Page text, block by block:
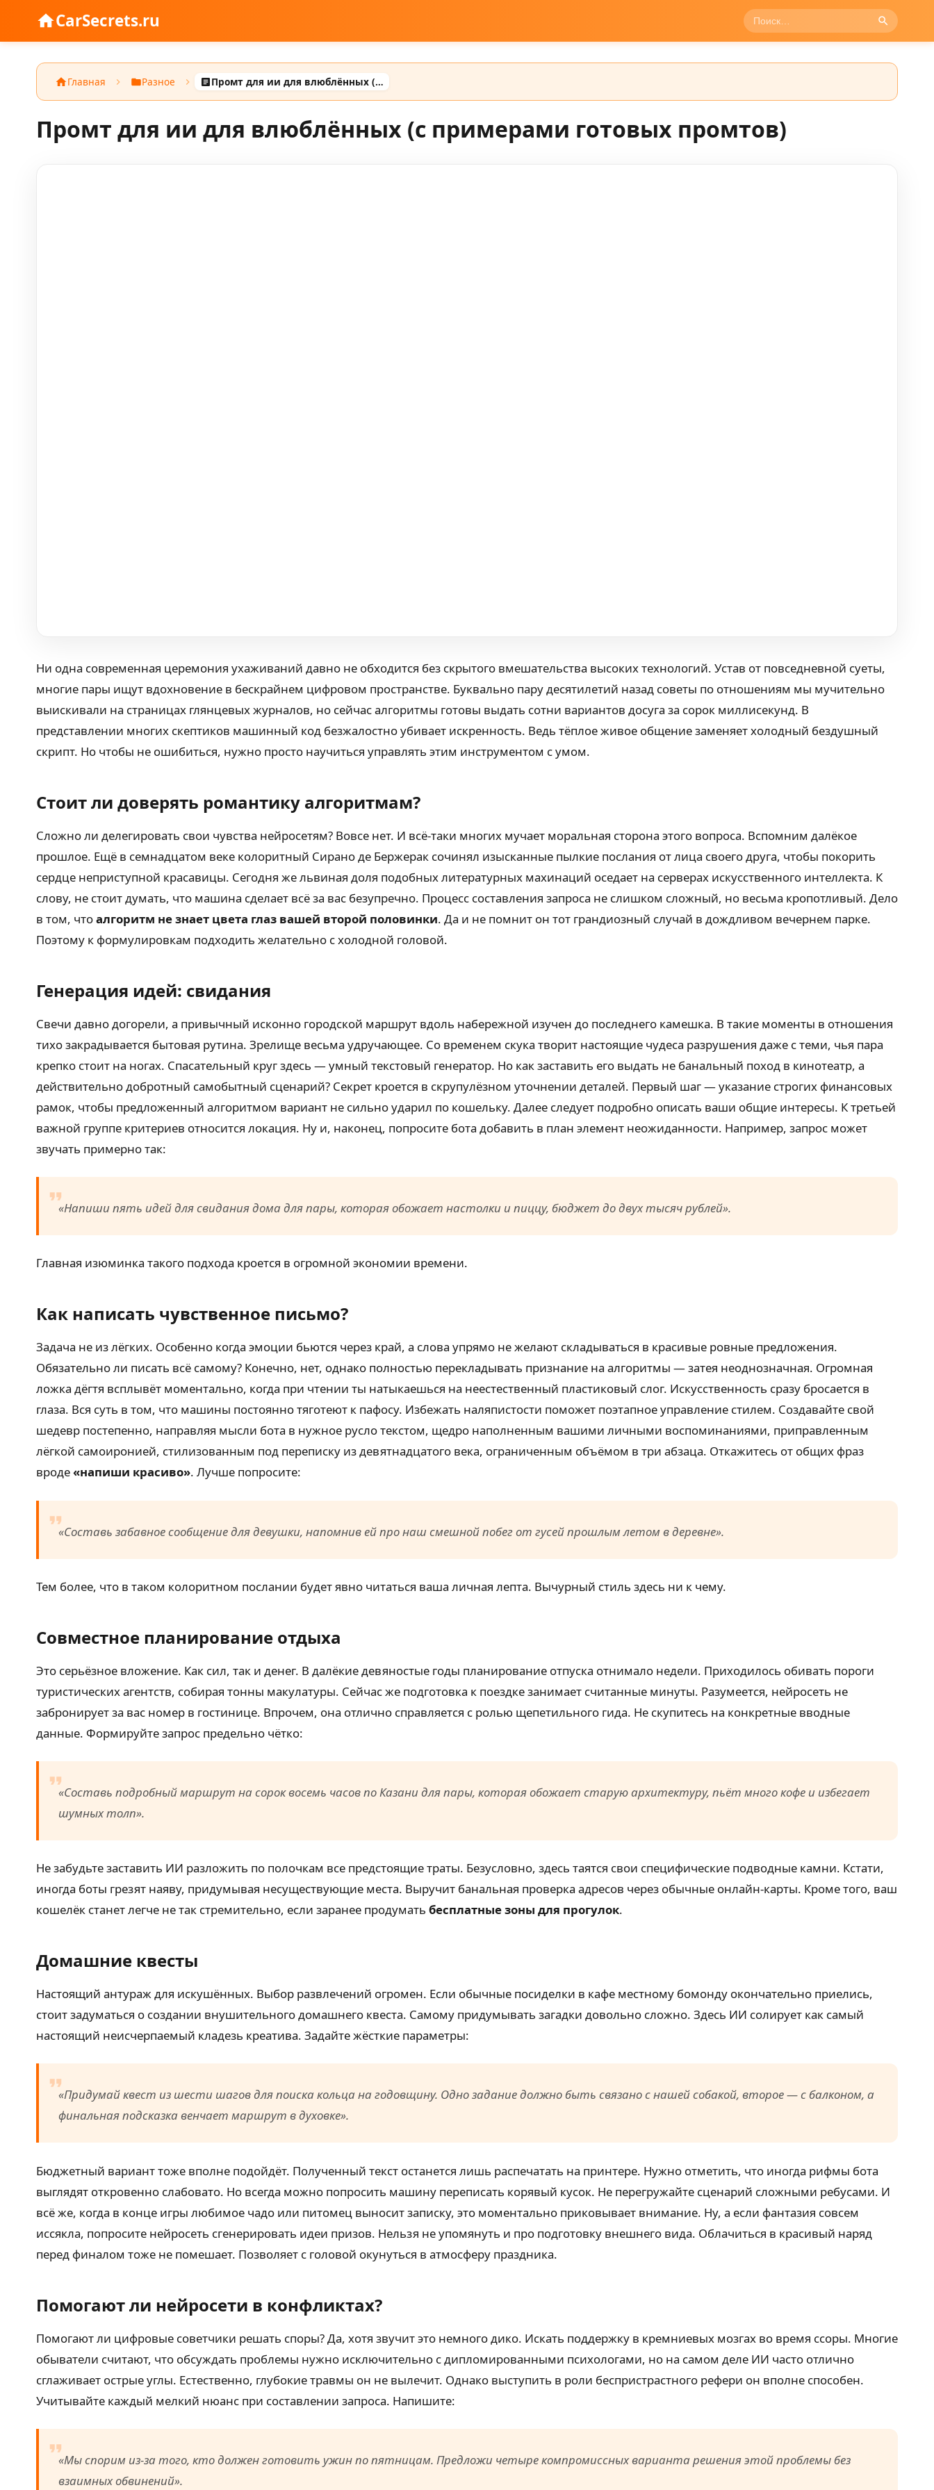
CarSecrets.ru
Главная Разное Промт для ии для влюблённых (с примерами готовых промтов)
Промт для ии для влюблённых (с примерами готовых промтов)
Ни одна современная церемония ухаживаний давно не обходится без скрытого вмешательства высоких технологий. Устав от повседневной суеты,
многие пары ищут вдохновение в бескрайнем цифровом пространстве. Буквально пару десятилетий назад советы по отношениям мы мучительно
выискивали на страницах глянцевых журналов, но сейчас алгоритмы готовы выдать сотни вариантов досуга за сорок миллисекунд. В
представлении многих скептиков машинный код безжалостно убивает искренность. Ведь тёплое живое общение заменяет холодный бездушный
скрипт. Но чтобы не ошибиться, нужно просто научиться управлять этим инструментом с умом.
Стоит ли доверять романтику алгоритмам?
Сложно ли делегировать свои чувства нейросетям? Вовсе нет. И всё-таки многих мучает моральная сторона этого вопроса. Вспомним далёкое
прошлое. Ещё в семнадцатом веке колоритный Сирано де Бержерак сочинял изысканные пылкие послания от лица своего друга, чтобы покорить
сердце неприступной красавицы. Сегодня же львиная доля подобных литературных махинаций оседает на серверах искусственного интеллекта. К
слову, не стоит думать, что машина сделает всё за вас безупречно. Процесс составления запроса не слишком сложный, но весьма кропотливый. Дело
в том, чтоалгоритм не знает цвета глаз вашей второй половинки. Да и не помнит он тот грандиозный случай в дождливом вечернем парке.
Поэтому к формулировкам подходить желательно с холодной головой.
Генерация идей: свидания
Свечи давно догорели, а привычный исконно городской маршрут вдоль набережной изучен до последнего камешка. В такие моменты в отношения
тихо закрадывается бытовая рутина. Зрелище весьма удручающее. Со временем скука творит настоящие чудеса разрушения даже с теми, чья пара
крепко стоит на ногах. Спасательный круг здесь — умный текстовый генератор. Но как заставить его выдать не банальный поход в кинотеатр, а
действительно добротный самобытный сценарий? Секрет кроется в скрупулёзном уточнении деталей. Первый шаг — указание строгих финансовых
рамок, чтобы предложенный алгоритмом вариант не сильно ударил по кошельку. Далее следует подробно описать ваши общие интересы. К третьей
важной группе критериев относится локация. Ну и, наконец, попросите бота добавить в план элемент неожиданности. Например, запрос может
звучать примерно так:
«Напиши пять идей для свидания дома для пары, которая обожает настолки и пиццу, бюджет до двух тысяч рублей».
Главная изюминка такого подхода кроется в огромной экономии времени.
Как написать чувственное письмо?
Задача не из лёгких. Особенно когда эмоции бьются через край, а слова упрямо не желают складываться в красивые ровные предложения.
Обязательно ли писать всё самому? Конечно, нет, однако полностью перекладывать признание на алгоритмы — затея неоднозначная. Огромная
ложка дёгтя всплывёт моментально, когда при чтении ты натыкаешься на неестественный пластиковый слог. Искусственность сразу бросается в
глаза. Вся суть в том, что машины постоянно тяготеют к пафосу. Избежать наляпистости поможет поэтапное управление стилем. Создавайте свой
шедевр постепенно, направляя мысли бота в нужное русло текстом, щедро наполненным вашими личными воспоминаниями, приправленным
лёгкой самоиронией, стилизованным под переписку из девятнадцатого века, ограниченным объёмом в три абзаца. Откажитесь от общих фраз
вроде«напиши красиво». Лучше попросите:
«Составь забавное сообщение для девушки, напомнив ей про наш смешной побег от гусей прошлым летом в деревне».
Тем более, что в таком колоритном послании будет явно читаться ваша личная лепта. Вычурный стиль здесь ни к чему.
Совместное планирование отдыха
Это серьёзное вложение. Как сил, так и денег. В далёкие девяностые годы планирование отпуска отнимало недели. Приходилось обивать пороги
туристических агентств, собирая тонны макулатуры. Сейчас же подготовка к поездке занимает считанные минуты. Разумеется, нейросеть не
забронирует за вас номер в гостинице. Впрочем, она отлично справляется с ролью щепетильного гида. Не скупитесь на конкретные вводные
данные. Формируйте запрос предельно чётко:
«Составь подробный маршрут на сорок восемь часов по Казани для пары, которая обожает старую архитектуру, пьёт много кофе и избегает
шумных толп».
Не забудьте заставить ИИ разложить по полочкам все предстоящие траты. Безусловно, здесь таятся свои специфические подводные камни. Кстати,
иногда боты грезят наяву, придумывая несуществующие места. Выручит банальная проверка адресов через обычные онлайн-карты. Кроме того, ваш
кошелёк станет легче не так стремительно, если заранее продумать бесплатные зоны для прогулок.
Домашние квесты
Настоящий антураж для искушённых. Выбор развлечений огромен. Если обычные посиделки в кафе местному бомонду окончательно приелись,
стоит задуматься о создании внушительного домашнего квеста. Самому придумывать загадки довольно сложно. Здесь ИИ солирует как самый
настоящий неисчерпаемый кладезь креатива. Задайте жёсткие параметры:
«Придумай квест из шести шагов для поиска кольца на годовщину. Одно задание должно быть связано с нашей собакой, второе — с балконом, а
финальная подсказка венчает маршрут в духовке».
Бюджетный вариант тоже вполне подойдёт. Полученный текст останется лишь распечатать на принтере. Нужно отметить, что иногда рифмы бота
выглядят откровенно слабовато. Но всегда можно попросить машину переписать корявый кусок. Не перегружайте сценарий сложными ребусами. И
всё же, когда в конце игры любимое чадо или питомец выносит записку, это моментально приковывает внимание. Ну, а если фантазия совсем
иссякла, попросите нейросеть сгенерировать идеи призов. Нельзя не упомянуть и про подготовку внешнего вида. Облачиться в красивый наряд
перед финалом тоже не помешает. Позволяет с головой окунуться в атмосферу праздника.
Помогают ли нейросети в конфликтах?
Помогают ли цифровые советчики решать споры? Да, хотя звучит это немного дико. Искать поддержку в кремниевых мозгах во время ссоры. Многие
обыватели считают, что обсуждать проблемы нужно исключительно с дипломированными психологами, но на самом деле ИИ часто отлично
сглаживает острые углы. Естественно, глубокие травмы он не вылечит. Однако выступить в роли беспристрастного рефери он вполне способен.
Учитывайте каждый мелкий нюанс при составлении запроса. Напишите:
«Мы спорим из-за того, кто должен готовить ужин по пятницам. Предложи четыре компромиссных варианта решения этой проблемы без
взаимных обвинений».